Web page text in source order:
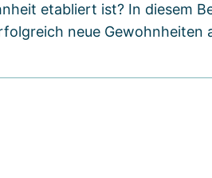
etabliert ist? In diesem
neue Gewohnheiten